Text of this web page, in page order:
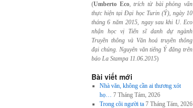
(Umberto Eco,trích từ bài phỏng vấn
thực hiện tại Đại học Turin (Ý), ngày 10
tháng 6 năm 2015, ngay sau khi U. Eco
nhận học vị Tiến sĩ danh dự ngành
Truyền thông và Văn hoá truyền thông
đại chúng. Nguyên văn tiếng Ý đăng trên
báo La Stampa 11.06.2015)
Bài viết mới
Nhà văn, không cần ai thương xót
họ… 7 Tháng Tám, 2026
Trong cõi người ta 7 Tháng Tám, 2026